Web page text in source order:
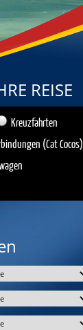
REISE
Kreuzfahrten
(Cat Cocos)